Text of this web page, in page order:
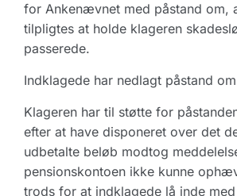
for Ankenævnet med påstand om,
tilpligtes at holde klageren
passerede.
Indklagede har nedlagt påstand
Klageren har til støtte for
efter at have disponeret over det
udbetalte beløb modtog
pensionskontoen ikke kunne
trods for at indklagede lå inde